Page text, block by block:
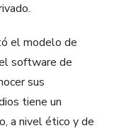
el modelo de
software de
sus
tiene un
a nivel ético y de